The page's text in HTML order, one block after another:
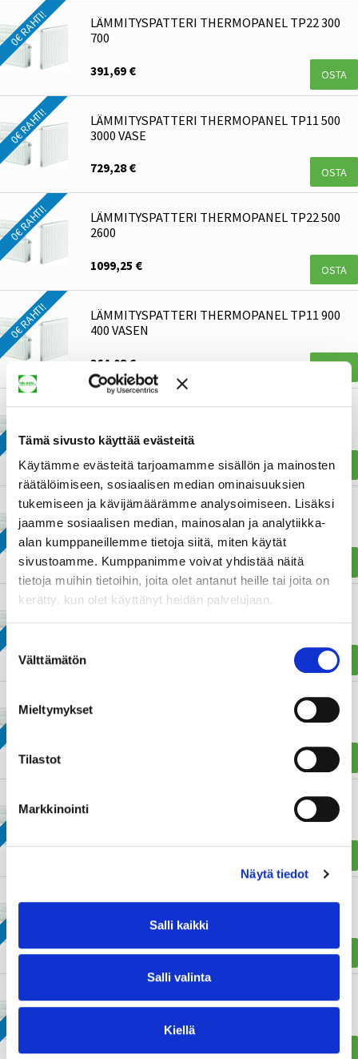
Tämä sivusto käyttää evästeitä
Käytämme evästeitä tarjoamamme sisällön ja mainosten
räätälöimiseen, sosiaalisen median ominaisuuksien
tukemiseen ja kävijämäärämme analysoimiseen. Lisäksi
jaamme sosiaalisen median, mainosalan ja analytiikka-
alan kumppaneillemme tietoja siitä, miten käytät
sivustoamme. Kumppanimme voivat yhdistää näitä
tietoja muihin tietoihin, joita olet antanut heille tai joita on
kerätty, kun olet käyttänyt heidän palvelujaan.
Suostumuksen
valinta
Välttämätön
Mieltymykset
Tilastot
Markkinointi
Näytä tiedot
Salli kaikki
Salli valinta
Kiellä
0€ RAHTI!
LÄMMITYSPATTERI THERMOPANEL TP22 300
700
391,69 € OSTA
0€ RAHTI!
LÄMMITYSPATTERI THERMOPANEL TP11 500
3000 VASE
729,28 € OSTA
0€ RAHTI!
LÄMMITYSPATTERI THERMOPANEL TP22 500
2600
1099,25 € OSTA
0€ RAHTI!
LÄMMITYSPATTERI THERMOPANEL TP11 900
400 VASEN
364,08 €
0€ RAHTI!
448,54 € OSTA
0€ RAHTI!
LÄMMITYSPATTERI THERMOPANEL TP21 500
700
438,87 €
0€ RAHTI!
LÄMMITYSPATTERI THERMOPANEL TP11 400
OSTA
0€ RAHTI!
LÄMMITYSPATTERI THERMOPANEL TP22 300
OSTA
0€ RAHTI!
LÄMMITYSPATTERI THERMOPANEL TP11 600
344,00 €
0€ RAHTI!
LÄMMITYSPATTERI THERMOPANEL TP22 500
1234,42 € OSTA
0€ RAHTI!
LÄMMITYSPATTERI THERMOPANEL TP11 900
OSTA